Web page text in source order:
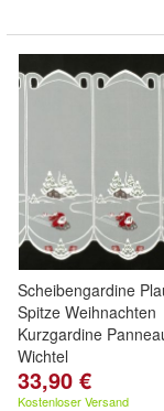
Scheibengardine
Spitze Weihnachten
Kurzgardine
Wichtel
33,90 €
Kostenloser Versand